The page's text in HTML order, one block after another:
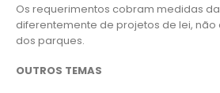
Os requerimentos cobram medidas
diferentemente de projetos de lei,
dos parques.
OUTROS TEMAS